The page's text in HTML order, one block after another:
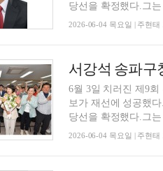
당선을 확정했다.그
2026-06-04 목요일 | 주현태
6월 3일 치러진 제9
보가 재선에 성공했
당선을 확정했다.그
2026-06-04 목요일 | 주현태